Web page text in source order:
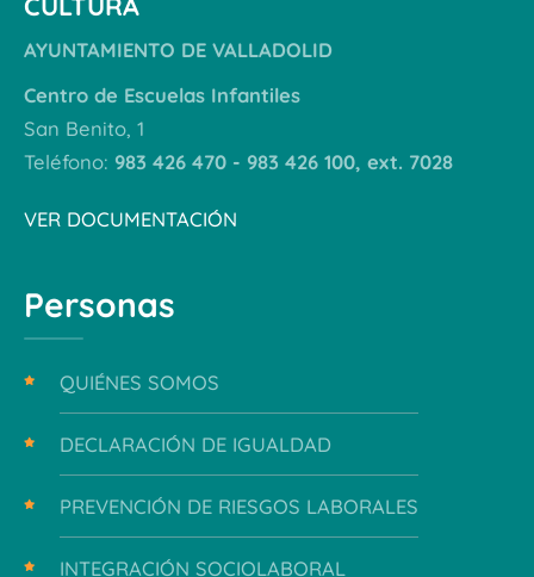
AYUNTAMIENTO DE VALLADOLID
Centro de Escuelas Infantiles
San Benito, 1
Teléfono: 983 426 470 - 983 426 100, ext. 7028
VER DOCUMENTACIÓN
Personas
QUIÉNES SOMOS
DECLARACIÓN DE IGUALDAD
PREVENCIÓN DE RIESGOS LABORALES
INTEGRACIÓN SOCIOLABORAL